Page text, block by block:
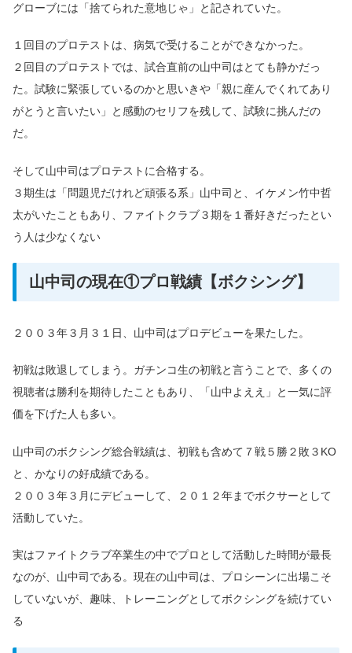
グローブには「捨てられた意地じゃ」と記されていた。
１回目のプロテストは、病気で受けることができなかった。
２回目のプロテストでは、試合直前の山中司はとても静かだっ
た。試験に緊張しているのかと思いきや「親に産んでくれてあり
がとうと言いたい」と感動のセリフを残して、試験に挑んだの
だ。
そして山中司はプロテストに合格する。
３期生は「問題児だけれど頑張る系」山中司と、イケメン竹中哲
太がいたこともあり、ファイトクラブ３期を１番好きだったとい
う人は少なくない
山中司の現在①プロ戦績【ボクシング】
２００３年３月３１日、山中司はプロデビューを果たした。
初戦は敗退してしまう。ガチンコ生の初戦と言うことで、多くの
視聴者は勝利を期待したこともあり、「山中よええ」と一気に評
価を下げた人も多い。
山中司のボクシング総合戦績は、初戦も含めて７戦５勝２敗３KO
と、かなりの好成績である。
２００３年３月にデビューして、２０１２年までボクサーとして
活動していた。
実はファイトクラブ卒業生の中でプロとして活動した時間が最長
なのが、山中司である。現在の山中司は、プロシーンに出場こそ
していないが、趣味、トレーニングとしてボクシングを続けてい
る